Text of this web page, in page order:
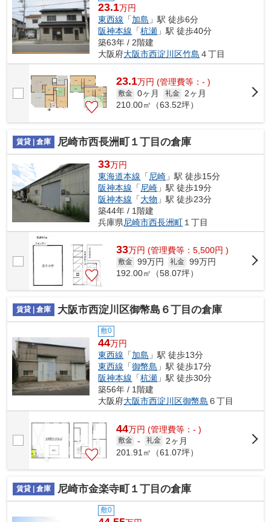
23.1万円
東西線 「加島 」駅 徒歩6分
阪神本線 「杭瀬 」駅 徒歩40分
築63年 / 2階建
大阪府大阪市西淀川区竹島 ４丁目
23.1万円 (管理費等：- )
敷金 0ヶ月 礼金 2ヶ月
210.00㎡（63.52坪）
賃貸 | 倉庫 尼崎市西長洲町１丁目の倉庫
33万円
東海道本線 「尼崎 」駅 徒歩15分
阪神本線 「尼崎 」駅 徒歩19分
阪神本線 「大物 」駅 徒歩23分
築44年 / 1階建
兵庫県尼崎市西長洲町 １丁目
33万円 (管理費等：5,500円 )
敷金 99万円 礼金 99万円
192.00㎡（58.07坪）
賃貸 | 倉庫 大阪市西淀川区御幣島６丁目の倉庫
敷0
44万円
東西線 「加島 」駅 徒歩13分
東西線 「御幣島 」駅 徒歩17分
阪神本線 「杭瀬 」駅 徒歩30分
築56年 / 1階建
大阪府大阪市西淀川区御幣島 ６丁目
44万円 (管理費等：- )
敷金 - 礼金
2ヶ月
201.91㎡（61.07坪）
賃貸 | 倉庫 尼崎市金楽寺町１丁目の倉庫
敷0